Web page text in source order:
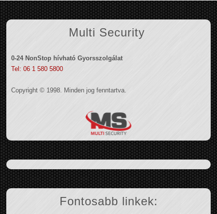
Multi Security
0-24 NonStop hívható Gyorsszolgálat
Tel: 06 1 580 5800
Copyright © 1998. Minden jog fenntartva.
Fontosabb linkek: